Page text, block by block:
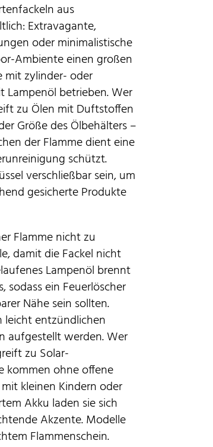
aus
Extravagante,
oder minimalistische
Ambiente einen großen
mit zylinder- oder
Lampenöl betrieben. Wer
zu Ölen mit Duftstoffen
Größe des Ölbehälters –
der Flamme dient eine
schützt.
verschließbar sein, um
gesicherte Produkte
Flamme nicht zu
damit die Fackel nicht
Lampenöl brennt
sodass ein Feuerlöscher
Nähe sein sollten.
leicht entzündlichen
aufgestellt werden. Wer
zu Solar-
kommen ohne offene
kleinen Kindern oder
Akku laden sie sich
Akzente. Modelle
Flammenschein.